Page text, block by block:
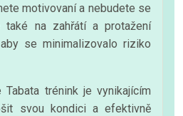
motivovaní a nebudete se
také na zahřátí a protažení
se minimalizovalo riziko
trénink je vynikajícím
svou kondici a efektivně